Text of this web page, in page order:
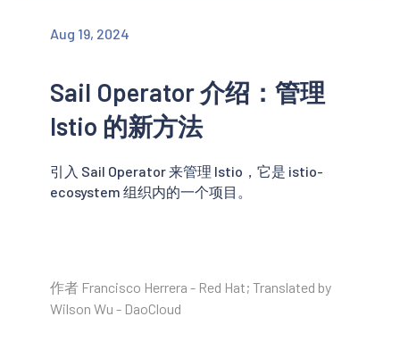
Aug 19, 2024
Sail Operator 介绍：管理
Istio 的新方法
引入 Sail Operator 来管理 Istio，它是 istio-
ecosystem 组织内的一个项目。
作者 Francisco Herrera - Red Hat; Translated by
Wilson Wu - DaoCloud